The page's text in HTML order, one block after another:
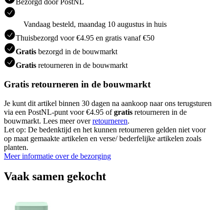
Bezorgd door PostNL
Vandaag besteld, maandag 10 augustus in huis
Thuisbezorgd voor €4.95 en gratis vanaf €50
Gratis bezorgd in de bouwmarkt
Gratis retourneren in de bouwmarkt
Gratis retourneren in de bouwmarkt
Je kunt dit artikel binnen 30 dagen na aankoop naar ons terugsturen
via een PostNL-punt voor €4.95 ofgratis retourneren in de
bouwmarkt. Lees meer overretourneren.
Let op: De bedenktijd en het kunnen retourneren gelden niet voor
op maat gemaakte artikelen en verse/ bederfelijke artikelen zoals
planten.
Meer informatie over de bezorging
Vaak samen gekocht